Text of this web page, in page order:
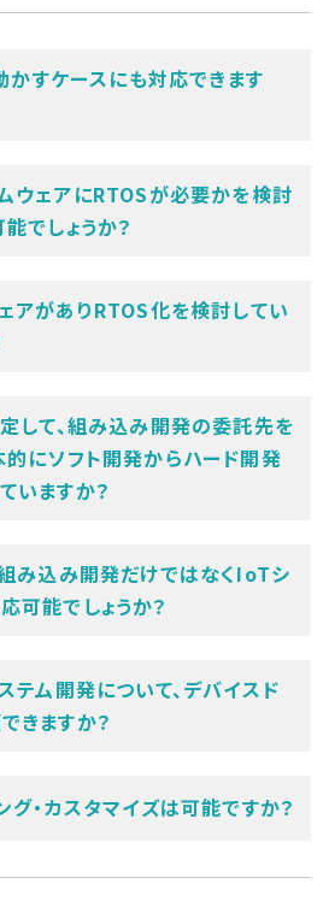
すケースにも対応できます
ウェアにRTOSが必要かを検討
でしょうか？
アがありRTOS化を検討してい
して、組み込み開発の委託先を
的にソフト開発からハード開発
いますか？
み込み開発だけではなくIoTシ
可能でしょうか？
テム開発について、デバイスド
きますか？
・カスタマイズは可能ですか？